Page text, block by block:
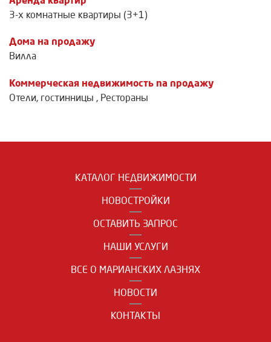
3-х комнатные квартиры (3+1)
Дома на продажу
Вилла
Коммерческая недвижимость na продажу
Отели, гостинницы , Рестораны
КАТАЛОГ НЕДВИЖИМОСТИ
НОВОСТРОЙКИ
ОСТАВИТЬ ЗАПРОС
НАШИ УСЛУГИ
ВСЕ О МАРИАНСКИХ ЛАЗНЯХ
НОВОСТИ
КОНТАКТЫ